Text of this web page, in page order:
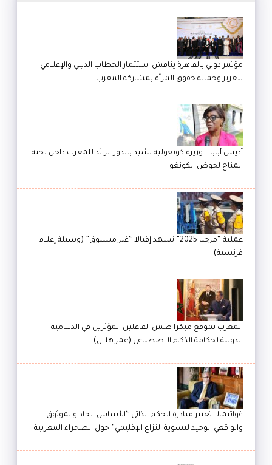
مؤتمر دولي بالقاهرة يناقش استثمار الخطاب الديني والإعلامي
لتعزيز وحماية حقوق المرأة بمشاركة المغرب
أديس أبابا .. وزيرة كونغولية تشيد بالدور الرائد للمغرب داخل لجنة
المناخ لحوض الكونغو
عملية “مرحبا 2025” تشهد إقبالا “غير مسبوق” (وسيلة إعلام
فرنسية)
المغرب تموقع مبكرا ضمن الفاعلين المؤثرين في الدينامية
الدولية لحكامة الذكاء الاصطناعي (عمر هلال)
غواتيمالا تعتبر مبادرة الحكم الذاتي “الأساس الجاد والموثوق
والواقعي الوحيد لتسوية النزاع الإقليمي” حول الصحراء المغربية